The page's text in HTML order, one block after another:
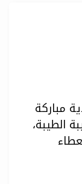
مباركة
الطيبة،